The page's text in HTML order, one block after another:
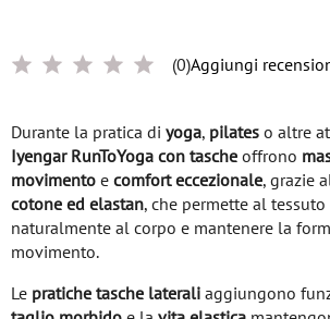
(0)Aggiungi
Durante la pratica di yoga, pilates o altre
Iyengar RunToYoga con tasche offrono
movimento e comfort eccezionale, grazie
cotone ed elastan, che permette al
naturalmente al corpo e mantenere la
movimento.
Le pratiche tasche laterali aggiungono